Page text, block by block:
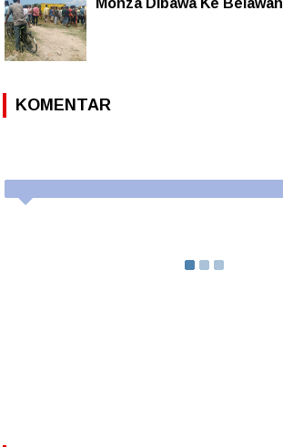
Monza Dibawa Ke Belawan
KOMENTAR